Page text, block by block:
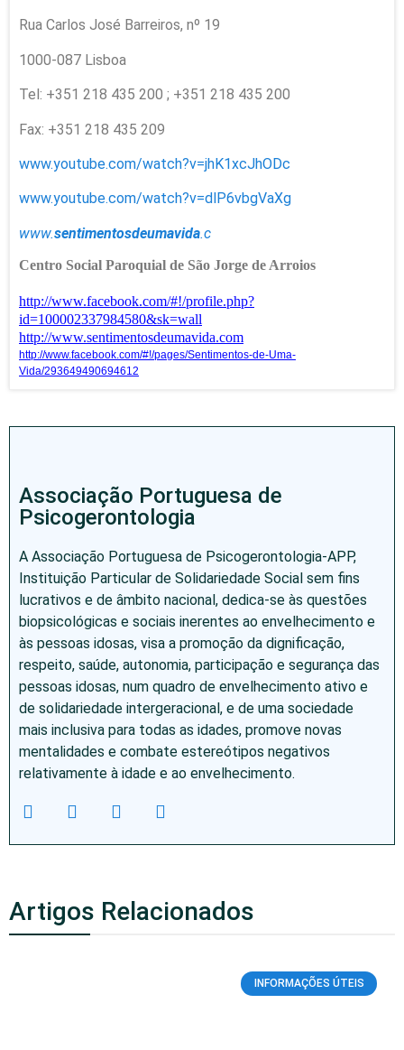
Rua Carlos José Barreiros, nº 19
1000-087 Lisboa
Tel: +351 218 435 200 ; +351 218 435 200
Fax: +351 218 435 209
www.youtube.com/watch?v=jhK1xcJhODc
www.youtube.com/watch?v=dlP6vbgVaXg
www.sentimentosdeumavida.c
Centro Social Paroquial de São Jorge de Arroios
http://www.facebook.com/#!/profile.php?
id=100002337984580&sk=wall
http://www.sentimentosdeumavida.com
http://www.facebook.com/#!/pages/Sentimentos-de-Uma-
Vida/293649490694612
Associação Portuguesa de
Psicogerontologia
A Associação Portuguesa de Psicogerontologia-APP,
Instituição Particular de Solidariedade Social sem fins
lucrativos e de âmbito nacional, dedica-se às questões
biopsicológicas e sociais inerentes ao envelhecimento e
às pessoas idosas, visa a promoção da dignificação,
respeito, saúde, autonomia, participação e segurança das
pessoas idosas, num quadro de envelhecimento ativo e
de solidariedade intergeracional, e de uma sociedade
mais inclusiva para todas as idades, promove novas
mentalidades e combate estereótipos negativos
relativamente à idade e ao envelhecimento.
Artigos Relacionados
INFORMAÇÕES ÚTEIS